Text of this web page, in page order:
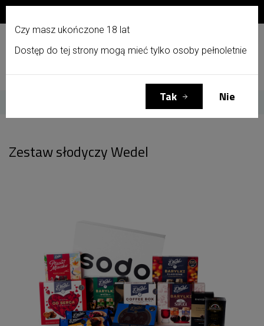
Menu Zaloguj się Koszyk (0)
Zestaw słodyczy Wedel
Czy masz ukończone 18 lat
Dostęp do tej strony mogą mieć tylko osoby pełnoletnie
Tak Nie